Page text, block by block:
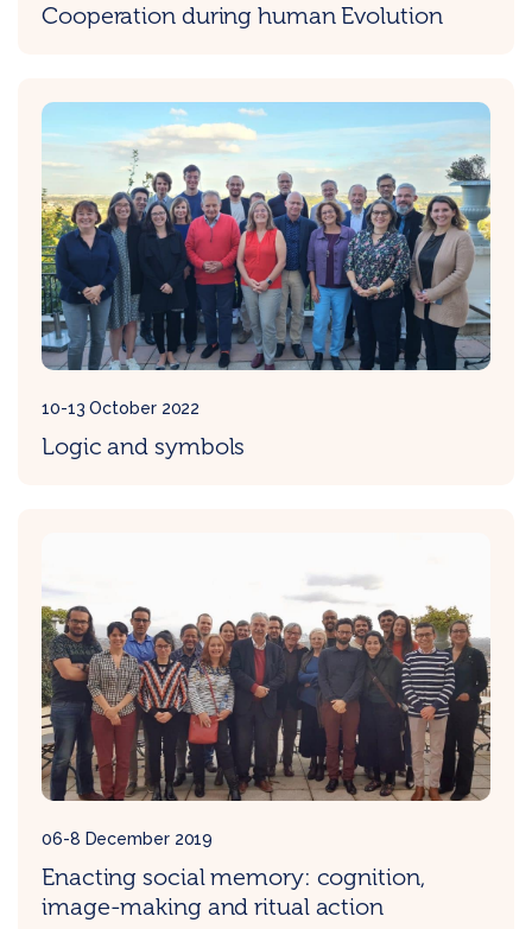
Cooperation during human Evolution
10-13 October 2022
Logic and symbols
06-8 December 2019
Enacting social memory: cognition,
image-making and ritual action